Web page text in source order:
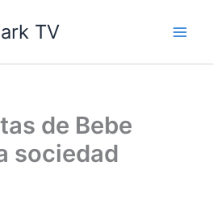
TV
de Bebe
sociedad